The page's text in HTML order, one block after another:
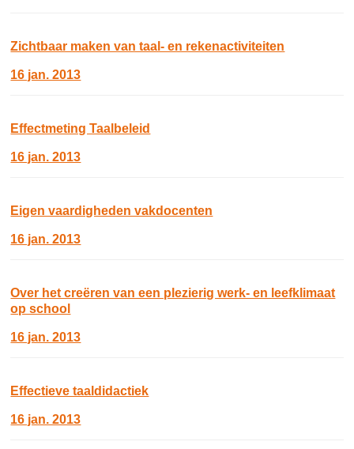
Zichtbaar maken van taal- en rekenactiviteiten
16 jan. 2013
Effectmeting Taalbeleid
16 jan. 2013
Eigen vaardigheden vakdocenten
16 jan. 2013
Over het creëren van een plezierig werk- en leefklimaat
op school
16 jan. 2013
Effectieve taaldidactiek
16 jan. 2013